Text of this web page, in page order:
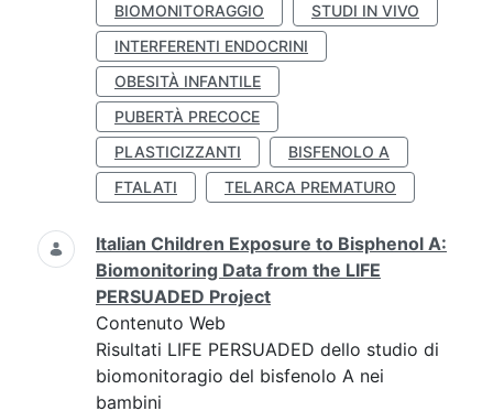
BIOMONITORAGGIO
STUDI IN VIVO
INTERFERENTI ENDOCRINI
OBESITÀ INFANTILE
PUBERTÀ PRECOCE
PLASTICIZZANTI
BISFENOLO A
FTALATI
TELARCA PREMATURO
Italian Children Exposure to Bisphenol A:
Biomonitoring Data from the LIFE
PERSUADED Project
Contenuto Web
Risultati LIFE PERSUADED dello studio di
biomonitoragio del bisfenolo A nei
bambini